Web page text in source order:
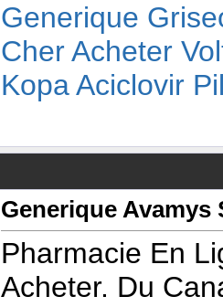
Generique
CherAcheter
Kopa Aciclovir
Generique Avamys
Pharmacie En
Acheter. Du